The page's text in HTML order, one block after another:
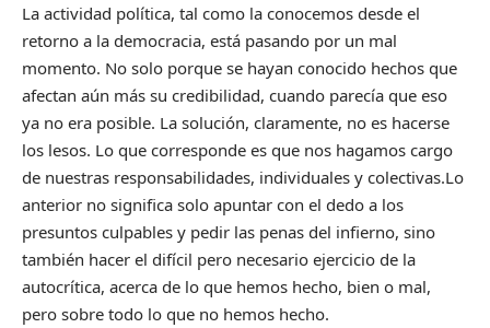
La actividad política, tal como la conocemos desde el
retorno a la democracia, está pasando por un mal
momento. No solo porque se hayan conocido hechos que
afectan aún más su credibilidad, cuando parecía que eso
ya no era posible. La solución, claramente, no es hacerse
los lesos. Lo que corresponde es que nos hagamos cargo
de nuestras responsabilidades, individuales y colectivas.Lo
anterior no significa solo apuntar con el dedo a los
presuntos culpables y pedir las penas del infierno, sino
también hacer el difícil pero necesario ejercicio de la
autocrítica, acerca de lo que hemos hecho, bien o mal,
pero sobre todo lo que no hemos hecho.